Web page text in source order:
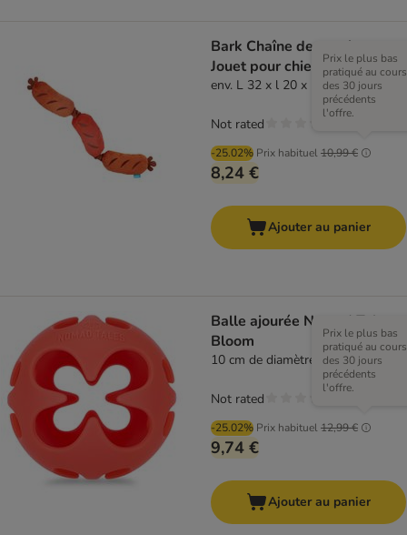
Bark Chaîne de saucisses
Jouet pour chien
env. L 32 x l 20 x H 5 cm
-25.02% Prix habituel10,99 €
Prix le plus bas
pratiqué au cours
des 30 jours
précédents
l'offre.
8,24 €
Not rated
Ajouter au panier
Balle ajourée Nomad Tales
Bloom
10 cm de diamètre
-25.02% Prix habituel12,99 €
Prix le plus bas
pratiqué au cours
des 30 jours
précédents
l'offre.
9,74 €
Not rated
Ajouter au panier